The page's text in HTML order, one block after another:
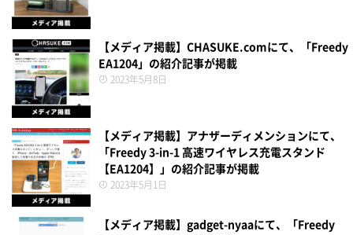
【メディア掲載】CHASUKE.comにて、「Freedy
EA1204」の紹介記事が掲載
2023年5月8日
【メディア掲載】アナザーディメンションにて、
「Freedy 3-in-1 高速ワイヤレス充電スタンド
【EA1204】」の紹介記事が掲載
2023年5月1日
【メディア掲載】gadget-nyaaにて、「Freedy